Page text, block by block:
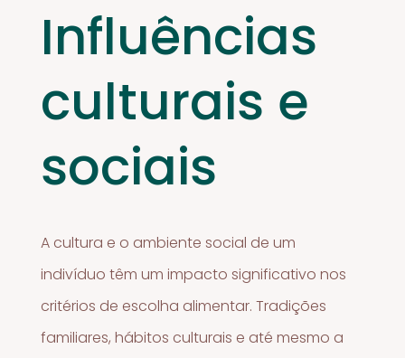
Influências
culturais e
sociais
A cultura e o ambiente social de um
indivíduo têm um impacto significativo nos
critérios de escolha alimentar. Tradições
familiares, hábitos culturais e até mesmo a